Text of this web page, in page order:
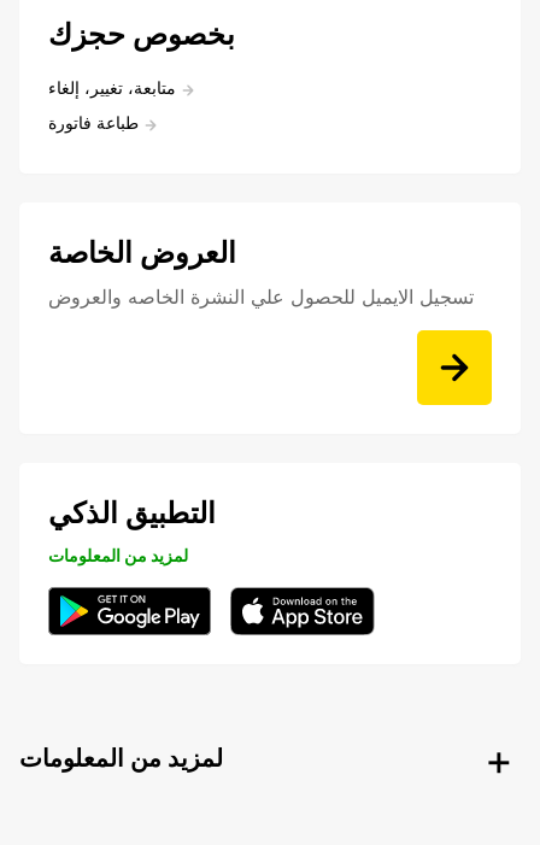
بخصوص حجزك
متابعة، تغيير، إلغاء
طباعة فاتورة
العروض الخاصة
تسجيل الايميل للحصول علي النشرة الخاصه والعروض
التطبيق الذكي
لمزيد من المعلومات
لمزيد من المعلومات